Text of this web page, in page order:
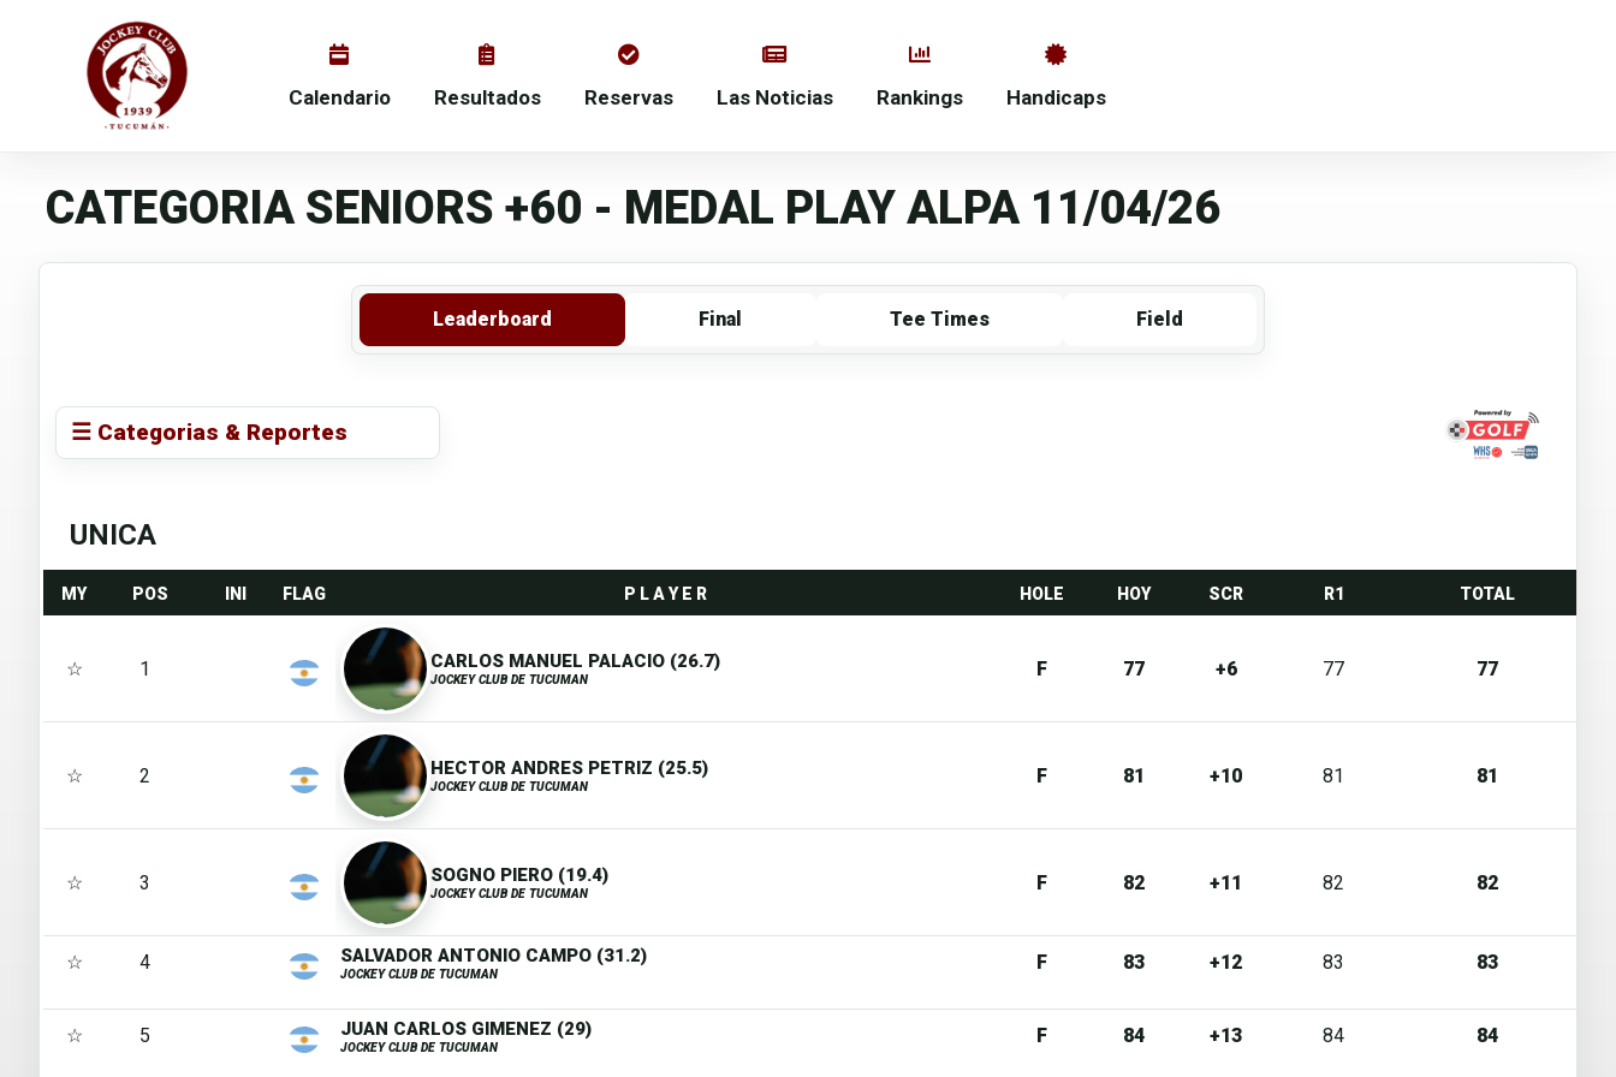
Calendario Resultados Reservas Las Noticias Rankings Handicaps
CATEGORIA SENIORS +60 - MEDAL PLAY ALPA 11/04/26
Leaderboard Final Tee Times Field
☰ Categorias & Reportes
UNICA
MY POS INI FLAG P L A Y E R HOLE HOY SCR R1 TOTAL
☆ 1 CARLOS MANUEL PALACIO (26.7)
JOCKEY CLUB DE TUCUMAN F 77 +6 77 77
☆ 2 HECTOR ANDRES PETRIZ (25.5)
JOCKEY CLUB DE TUCUMAN F 81 +10 81 81
☆ 3 SOGNO PIERO (19.4)
JOCKEY CLUB DE TUCUMAN F 82 +11 82 82
☆ 4 SALVADOR ANTONIO CAMPO (31.2)
JOCKEY CLUB DE TUCUMAN
F 83 +12 83 83
☆ 5 JUAN CARLOS GIMENEZ (29)
JOCKEY CLUB DE TUCUMAN
F 84 +13 84 84